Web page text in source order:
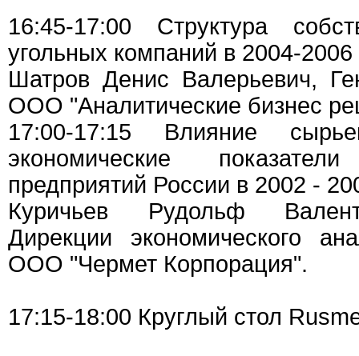
16:45-17:00 Структура
угольных компаний в 2004-2006
Шатров Денис Валерьевич,
ООО "Аналитические бизнес
17:00-17:15 Влияние
экономические показатели
предприятий России в 2002 -
Куричьев Рудольф
Дирекции экономического
ООО "Чермет Корпорация".
17:15-18:00 Круглый стол